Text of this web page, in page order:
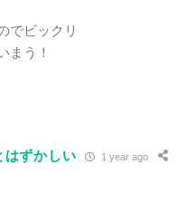
でビックリ
まう！
はずかしい 1 year ago